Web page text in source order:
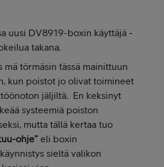
uusi DV8919-boxin käyttäjä -
takana.
mä törmäsin tässä mainittuun
kun poistot jo olivat toimineet
jäljiltä. En keksinyt
systeemiä poiston
mutta tällä kertaa tuo
ohje” eli boxin
sieltä valikon